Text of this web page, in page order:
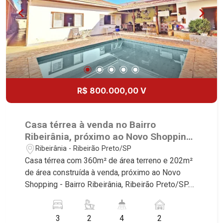
R$ 800.000,00 V
Casa térrea à venda no Bairro
Ribeirânia, próximo ao Novo Shopping -
Ribeirão Preto/SP.
Ribeirânia - Ribeirão Preto/SP
Casa térrea com 360m² de área terreno e 202m²
de área construída à venda, próximo ao Novo
Shopping - Bairro Ribeirânia, Ribeirão Preto/SP.
Martinelli Imobiliária selecionou para você: -
360m² de área terreno e 202m² de área
3 2 4 2